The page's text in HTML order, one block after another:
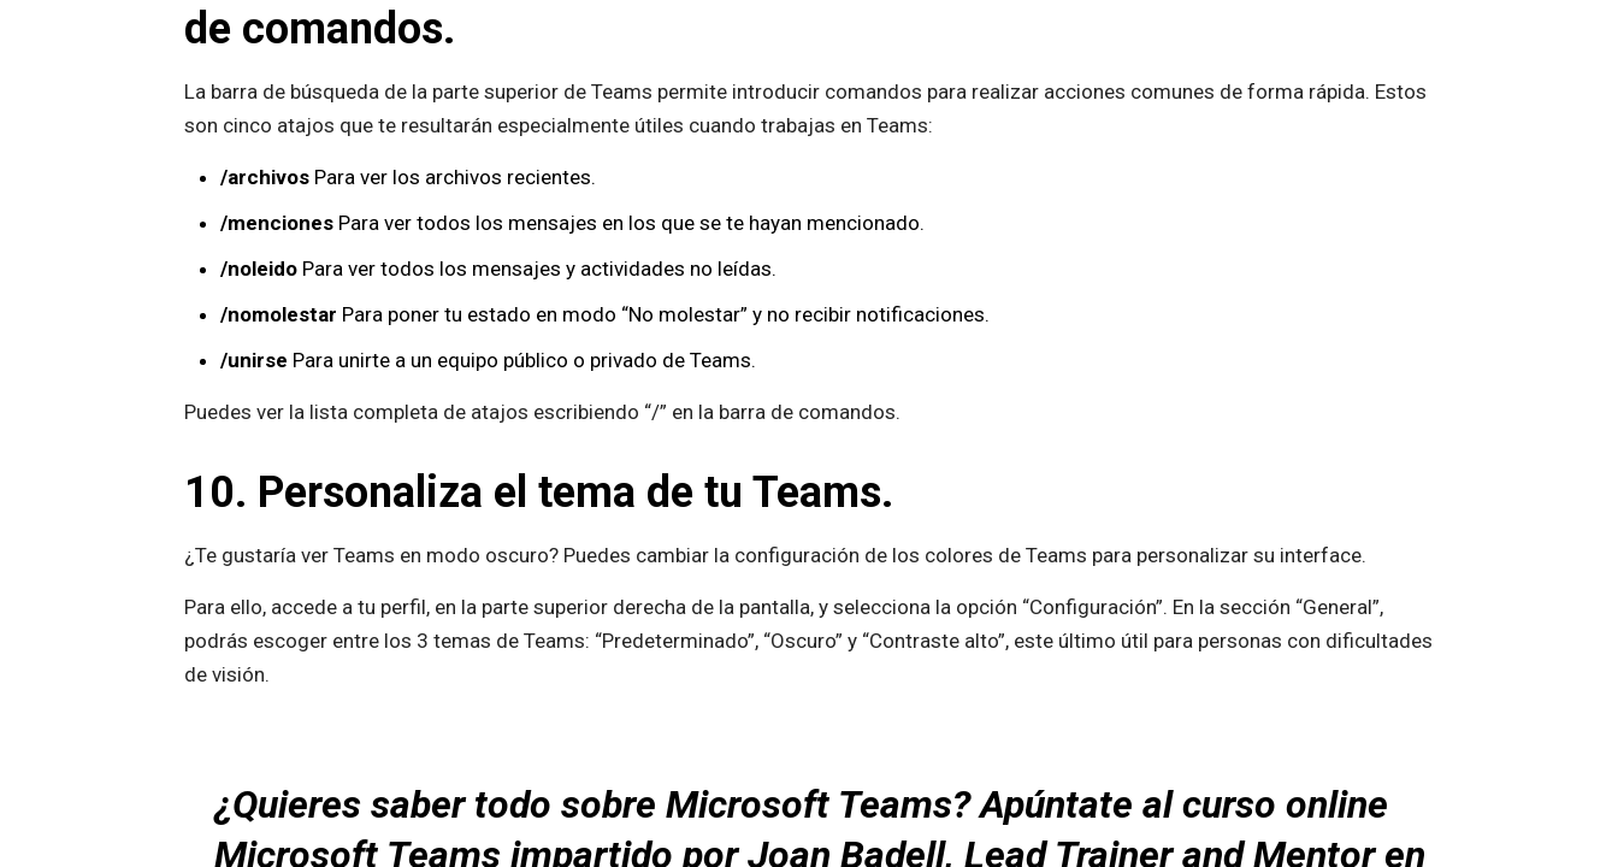
de comandos.
La barra de búsqueda de la parte superior de Teams permite introducir comandos para realizar acciones comunes de forma rápida. Estos
son cinco atajos que te resultarán especialmente útiles cuando trabajas en Teams:
/archivosPara ver los archivos recientes.
/mencionesPara ver todos los mensajes en los que se te hayan mencionado.
/noleidoPara ver todos los mensajes y actividades no leídas.
/nomolestar Para poner tu estado en modo “No molestar” y no recibir notificaciones.
/unirse Para unirte a un equipo público o privado de Teams.
Puedes ver la lista completa de atajos escribiendo “/” en la barra de comandos.
10. Personaliza el tema de tu Teams.
¿Te gustaría ver Teams en modo oscuro? Puedes cambiar la configuración de los colores de Teams para personalizar su interface.
Para ello, accede a tu perfil, en la parte superior derecha de la pantalla, y selecciona la opción “Configuración”. En la sección “General”,
podrás escoger entre los 3 temas de Teams: “Predeterminado”, “Oscuro” y “Contraste alto”, este último útil para personas con dificultades
de visión.
¿Quieres saber todo sobre Microsoft Teams? Apúntate al curso online
Microsoft Teams impartido por Joan Badell, Lead Trainer and Mentor en